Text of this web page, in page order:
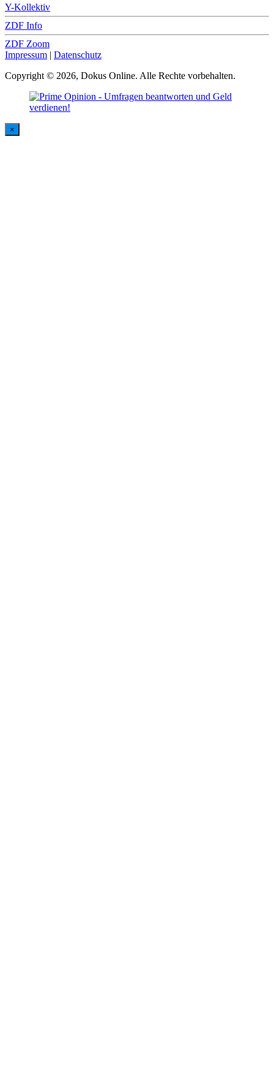
Y-Kollektiv
ZDF Info
ZDF Zoom
Impressum | Datenschutz
Copyright © 2026, Dokus Online. Alle Rechte vorbehalten.
×